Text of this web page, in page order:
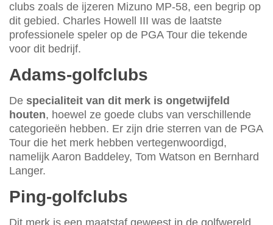
clubs zoals de ijzeren Mizuno MP-58, een begrip op
dit gebied. Charles Howell III was de laatste
professionele speler op de PGA Tour die tekende
voor dit bedrijf.
Adams-golfclubs
De specialiteit van dit merk is ongetwijfeld
houten, hoewel ze goede clubs van verschillende
categorieën hebben. Er zijn drie sterren van de PGA
Tour die het merk hebben vertegenwoordigd,
namelijk Aaron Baddeley, Tom Watson en Bernhard
Langer.
Ping-golfclubs